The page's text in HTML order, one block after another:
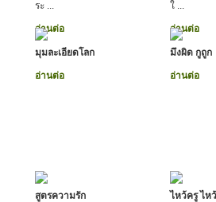
ระ ...
อ่านต่อ
ใ ...
อ่านต่อ
มุมละเอียดโลก
อ่านต่อ
มึงผิด กูถูก
อ่านต่อ
สูตรความรัก ไหว้ครู ไห